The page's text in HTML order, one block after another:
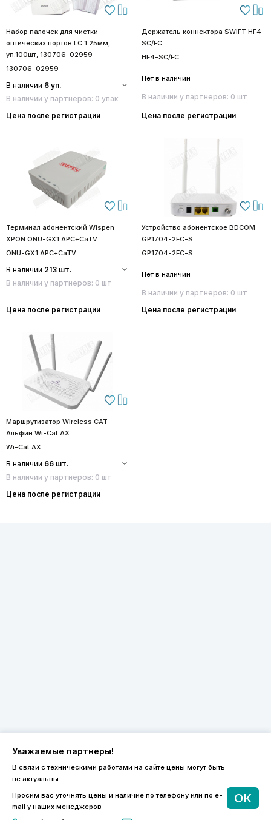
Набор палочек для чистки
оптических портов LC 1.25мм,
уп.100шт, 130706-02959
130706-02959
В наличии 6 уп.
В наличии у партнеров: 0 упак
Цена после регистрации
Держатель коннектора SWIFT HF4-
SC/FC
HF4-SC/FC
Нет в наличии
В наличии у партнеров: 0 шт
Цена после регистрации
Терминал абонентский Wispen
XPON ONU-GX1 APC+CaTV
ONU-GX1 APC+CaTV
В наличии 213 шт.
В наличии у партнеров: 0 шт
Цена после регистрации
Устройство абонентское BDCOM
GP1704-2FC-S
GP1704-2FC-S
Нет в наличии
В наличии у партнеров: 0 шт
Цена после регистрации
Маршрутизатор Wireless CAT
Альфин Wi-Cat AX
Wi-Cat AX
В наличии 66 шт.
В наличии у партнеров: 0 шт
Цена после регистрации
Уважаемые партнеры!
В связи с техническими работами на сайте цены могут быть
не актуальны.
Просим вас уточнять цены и наличие по телефону или по e-
mail у наших менеджеров
ОК
8 (800) 600-44-94
ПН-ПТ 9:00 - 18:00
order@sibvols.ru